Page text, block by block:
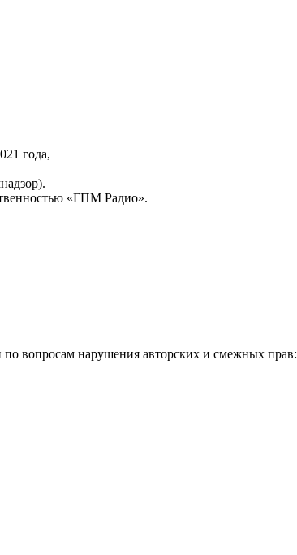
года,
«ГПМ Радио».
по вопросам нарушения авторских и смежных прав: